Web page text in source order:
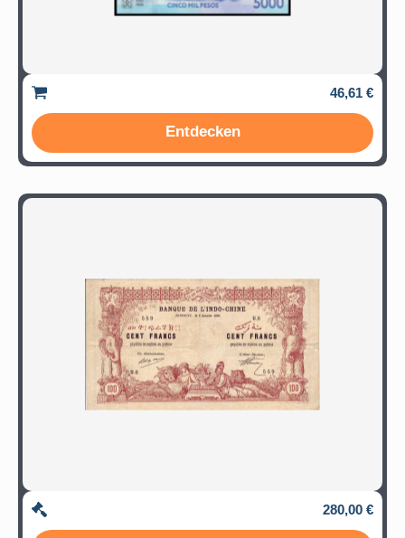
46,61 €
Entdecken
280,00 €